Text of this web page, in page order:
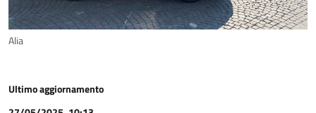
Alia
Ultimo aggiornamento